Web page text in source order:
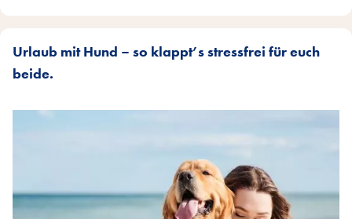
Urlaub mit Hund – so klappt’s stressfrei für euch
beide.